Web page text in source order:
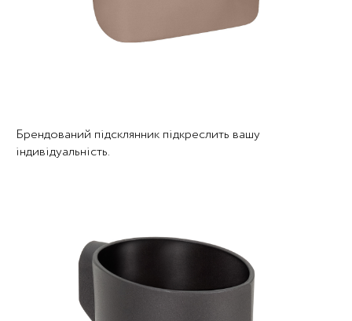
Брендований підсклянник підкреслить вашу
індивідуальність.